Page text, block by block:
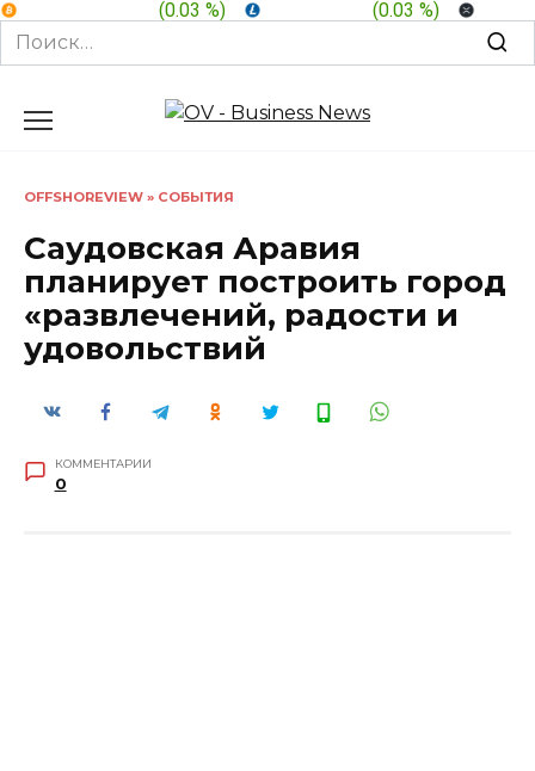
(0.03 %) (0.03 %)
Search
for:
OFFSHOREVIEW » СОБЫТИЯ
Саудовская Аравия
планирует построить город
«развлечений, радости и
удовольствий
КОММЕНТАРИИ
0